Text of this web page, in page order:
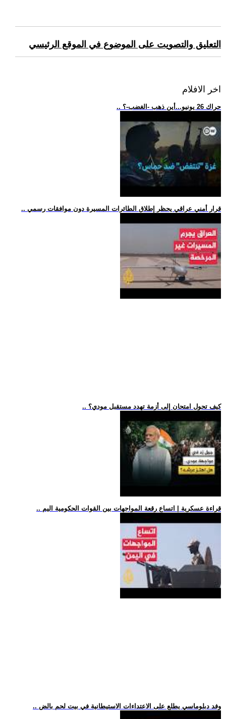
التعليق والتصويت على الموضوع في الموقع الرئيسي
اخر الافلام
.. حراك 26 يونيو...أين ذهب -الغضب-؟
.. قرار أمني عراقي يحظر إطلاق الطائرات المسيرة دون موافقات رسمي
.. كيف تحول امتحان إلى أزمة تهدد مستقبل مودي؟
.. قراءة عسكرية | اتساع رقعة المواجهات بين القوات الحكومية اليم
.. وفد دبلوماسي يطلع على الاعتداءات الاستيطانية في بيت لحم بالض